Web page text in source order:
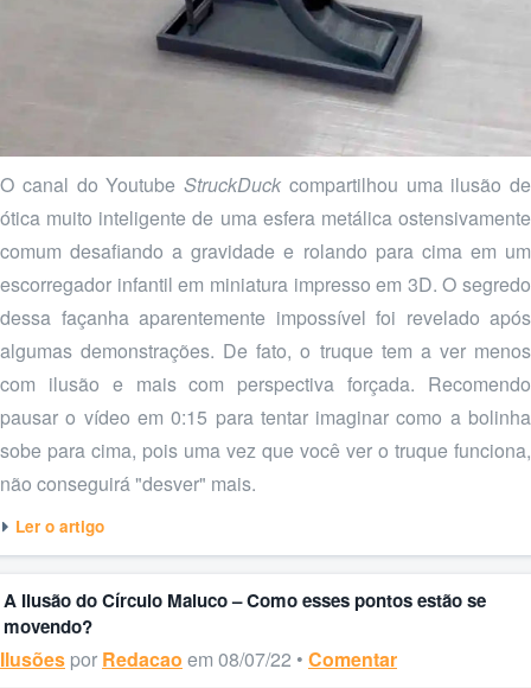
O canal do Youtube StruckDuck compartilhou uma ilusão de
ótica muito inteligente de uma esfera metálica ostensivamente
comum desafiando a gravidade e rolando para cima em um
escorregador infantil em miniatura impresso em 3D. O segredo
dessa façanha aparentemente impossível foi revelado após
algumas demonstrações. De fato, o truque tem a ver menos
com ilusão e mais com perspectiva forçada. Recomendo
pausar o vídeo em 0:15 para tentar imaginar como a bolinha
sobe para cima, pois uma vez que você ver o truque funciona,
não conseguirá "desver" mais.
Ler o artigo
A Ilusão do Círculo Maluco – Como esses pontos estão se
movendo?
Ilusões por Redacao em 08/07/22 • Comentar